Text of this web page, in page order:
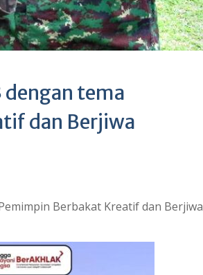
dengan tema
dan Berjiwa
Berbakat Kreatif dan Berjiwa